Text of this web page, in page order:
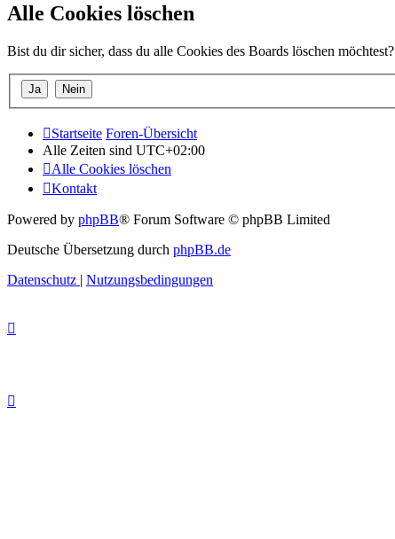
Alle Cookies löschen
Bist du dir sicher, dass du alle Cookies des Boards löschen möchtest?
Startseite Foren-Übersicht
Alle Zeiten sind UTC+02:00
Alle Cookies löschen
Kontakt
Powered by phpBB® Forum Software © phpBB Limited
Deutsche Übersetzung durch phpBB.de
Datenschutz | Nutzungsbedingungen